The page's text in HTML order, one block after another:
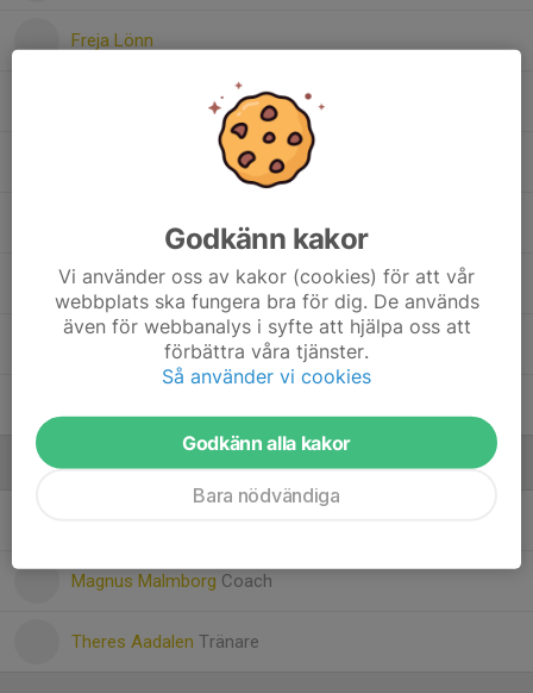
Freja Lönn
Lilja Kornberg
20. Nimco Mustafa Hassan
Ledare
Magnus Malmborg Coach
Theres Aadalen Tränare
Godkänn kakor
Vi använder oss av kakor (cookies) för att vår
webbplats ska fungera bra för dig. De används
även för webbanalys i syfte att hjälpa oss att
förbättra våra tjänster.
Så använder vi cookies
Godkänn alla kakor
Bara nödvändiga